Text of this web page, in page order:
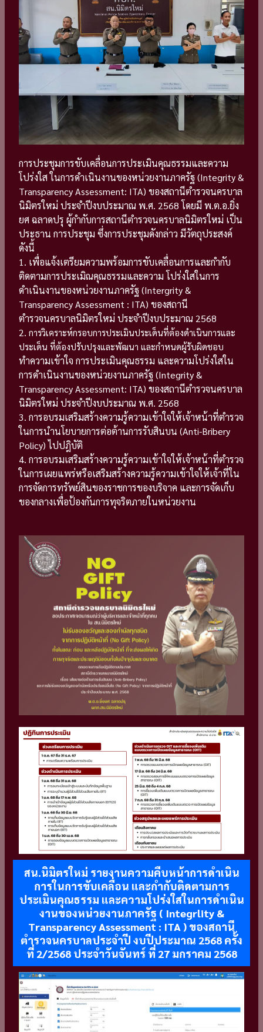
การประชุมการขับเคลื่อนการประเมินคุณธรรมและความ
โปร่งใส ในการดำเนินงานของหน่วยงานภาครัฐ (Integrity &
Transparency Assessment: ITA) ของสถานีตำรวจนครบาล
นิมิตรใหม่ ประจำปีงบประมาณ พ.ศ. 2568 โดยมี พ.ต.อ.ยิ่ง
ยศ ฉลาดปรุ ผู้กำกับการสถานีตำรวจนครบาลนิมิตรใหม่ เป็น
ประธาน การประชุม ซึ่งการประชุมดังกล่าว มีวัตถุประสงค์
ดังนี้
1. เพื่อแจ้งเตรียมความพร้อมการขับเคลื่อนการและกำกับ
ติดตามการประเมิณคุณธรรมและความ โปร่งใสในการ
ดำเนินงานของหน่วยงานภาครัฐ (Intergrity &
Transparency Assessment : ITA) ของสถานี
ตำรวจนครบาลนิมิตรใหม่ ประจำปีงบประมาณ 2568
2.การวิเคราะห์กรอบการประเมินประเด็นที่ต้องดำเนินการและ
ประเด็น ที่ต้องปรับปรุงและพัฒนา และกำหนดผู้รับผิดชอบ
ทำความเข้าใจ การประเมินคุณธรรม และความโปร่งใสใน
การดำเนินงานของหน่วยงานภาครัฐ (Integrity &
Transparency Assessment: ITA) ของสถานีตำรวจนครบาล
นิมิตรใหม่ ประจำปีงบประมาณ พ.ศ. 2568
3. การอบรมเสริมสร้างความรู้ความเข้าใจให้เจ้าหน้าที่ตำรวจ
ในการนำนโยบายการต่อต้านการรับสินบน (Anti-Bribery
Policy) ไปปฎิบัติ
4. การอบรมเสริมสร้างความรู้ความเข้าใจให้เจ้าหน้าที่ตำรวจ
ในการเผยแพร่หรือเสริมสร้างความรู้ความเข้าใจให้เจ้าที่ใน
การจัดการทรัพย์สินของราชการของบริจาค และการจัดเก็บ
ของกลางเพื่อป้องกันการทุจริตภายในหน่วยงาน
สน.นิมิตรใหม่ รายงานความคืบหน้าการดำเนิน
การในการขับเคลื่อน และกำกับติดตามการ
ประเมินคุณธรรม และความโปร่งใสในการดำเนิน
งานของหน่วยงานภาครัฐ ( Integrlity &
Transparency Assessment : ITA ) ของสถานี
ตำรวจนครบาลประจำปี งบปีประมาณ 2568 ครั้ง
ที่ 2/2568 ประจำวันจันทร์ ที่ 27 มกราคม 2568